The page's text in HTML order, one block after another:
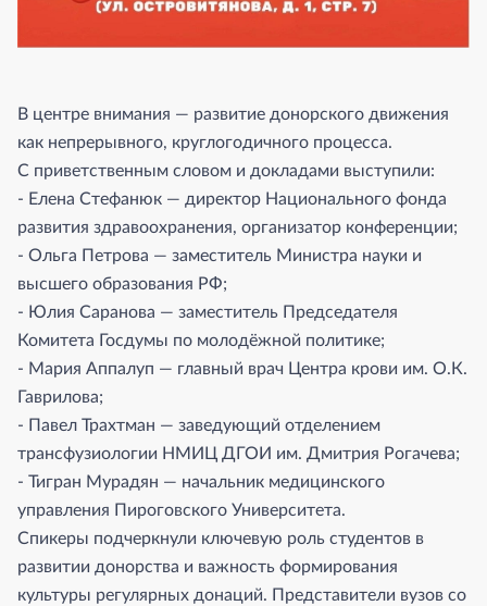
В центре внимания — развитие донорского движения
как непрерывного, круглогодичного процесса.
С приветственным словом и докладами выступили:
- Елена Стефанюк — директор Национального фонда
развития здравоохранения, организатор конференции;
- Ольга Петрова — заместитель Министра науки и
высшего образования РФ;
- Юлия Саранова — заместитель Председателя
Комитета Госдумы по молодёжной политике;
- Мария Аппалуп — главный врач Центра крови им. О.К.
Гаврилова;
- Павел Трахтман — заведующий отделением
трансфузиологии НМИЦ ДГОИ им. Дмитрия Рогачева;
- Тигран Мурадян — начальник медицинского
управления Пироговского Университета.
Спикеры подчеркнули ключевую роль студентов в
развитии донорства и важность формирования
культуры регулярных донаций. Представители вузов со